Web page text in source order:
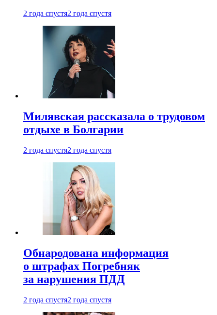
2 года спустя2 года спустя
Милявская рассказала о трудовом
отдыхе в Болгарии
2 года спустя2 года спустя
Обнародована информация
о штрафах Погребняк
за нарушения ПДД
2 года спустя2 года спустя